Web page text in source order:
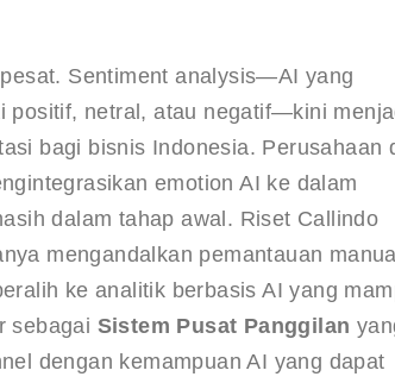
Sentiment analysis—AI yang
positif, netral, atau negatif—kini
bagi bisnis Indonesia. Perusahaan
emotion AI ke dalam
dalam tahap awal. Riset Callindo
mengandalkan pemantauan
ke analitik berbasis AI yang
sebagai Sistem Pusat Panggilan
dengan kemampuan AI yang dapat